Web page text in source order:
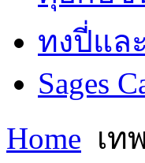
ทงปี่แล
Sages
Home เท